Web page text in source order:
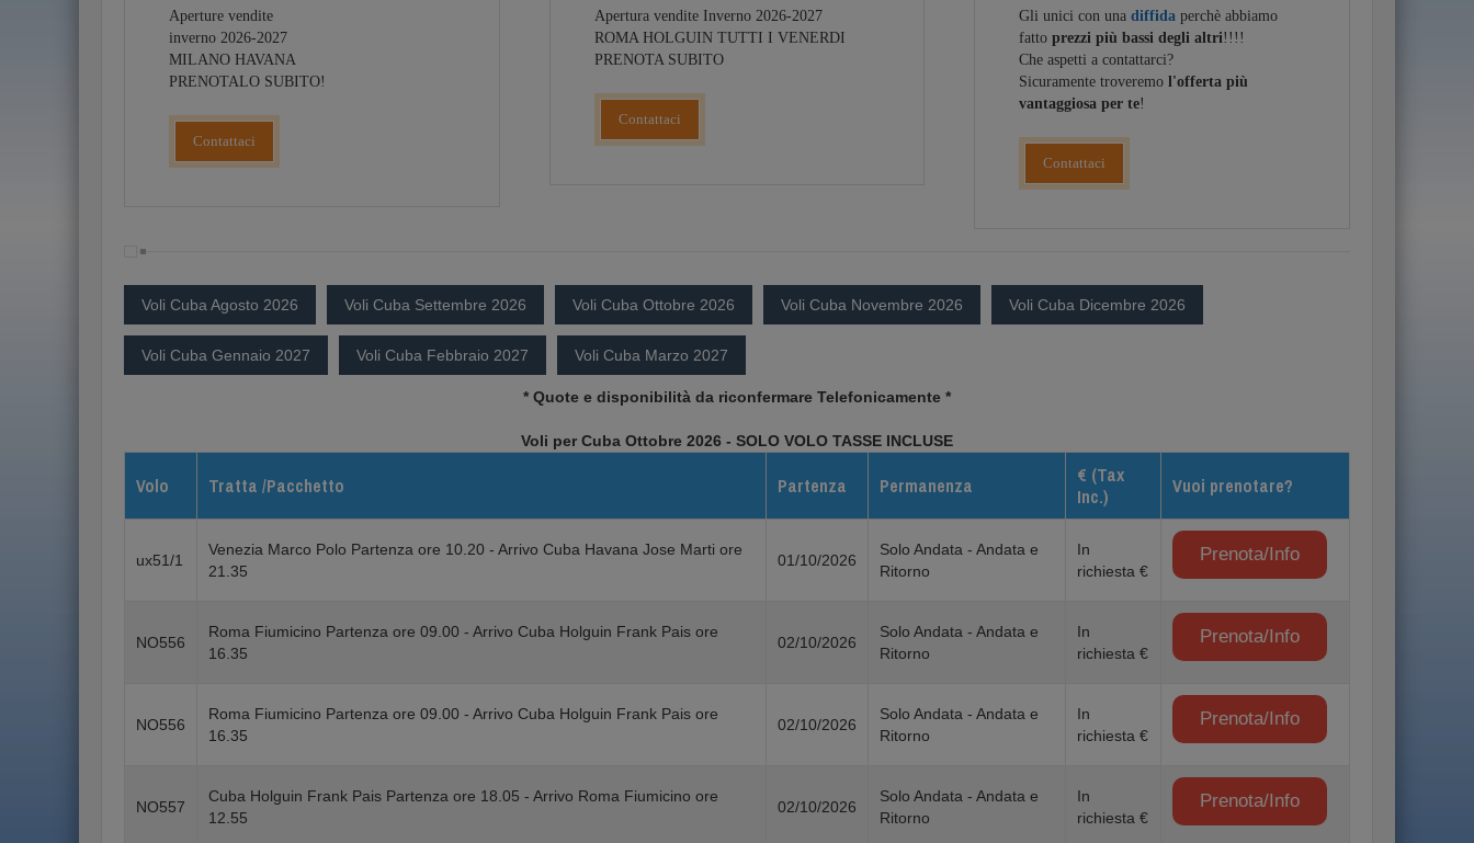
Aperture vendite
inverno 2026-2027
MILANO HAVANA
PRENOTALO SUBITO!
Contattaci
Apertura vendite Inverno 2026-2027
ROMA HOLGUIN TUTTI I VENERDI
PRENOTA SUBITO
Contattaci
Gli unici con unadiffida perchè abbiamo
fattoprezzi più bassi degli altri!!!!
Che aspetti a contattarci?
Sicuramente troveremol'offerta più
vantaggiosa per te!
Contattaci
Voli Cuba Agosto 2026 Voli Cuba Settembre 2026 Voli Cuba Ottobre 2026 Voli Cuba Novembre 2026 Voli Cuba Dicembre 2026
Voli Cuba Gennaio 2027 Voli Cuba Febbraio 2027 Voli Cuba Marzo 2027
* Quote e disponibilità da riconfermare Telefonicamente *
Voli per Cuba Ottobre 2026 - SOLO VOLO TASSE INCLUSE
Volo Tratta /Pacchetto Partenza Permanenza
€ (Tax
Inc.)
Vuoi prenotare?
ux51/1
Venezia Marco Polo Partenza ore 10.20 - Arrivo Cuba Havana Jose Marti ore
21.35
01/10/2026
Solo Andata - Andata e
Ritorno
In
richiesta €
Prenota/Info
NO556
Roma Fiumicino Partenza ore 09.00 - Arrivo Cuba Holguin Frank Pais ore
16.35
02/10/2026
Solo Andata - Andata e
Ritorno
In
richiesta €
Prenota/Info
NO556
Roma Fiumicino Partenza ore 09.00 - Arrivo Cuba Holguin Frank Pais ore
16.35
02/10/2026
Solo Andata - Andata e
Ritorno
In
richiesta €
Prenota/Info
NO557
Cuba Holguin Frank Pais Partenza ore 18.05 - Arrivo Roma Fiumicino ore
12.55
02/10/2026
Solo Andata - Andata e
Ritorno
In
richiesta €
Prenota/Info